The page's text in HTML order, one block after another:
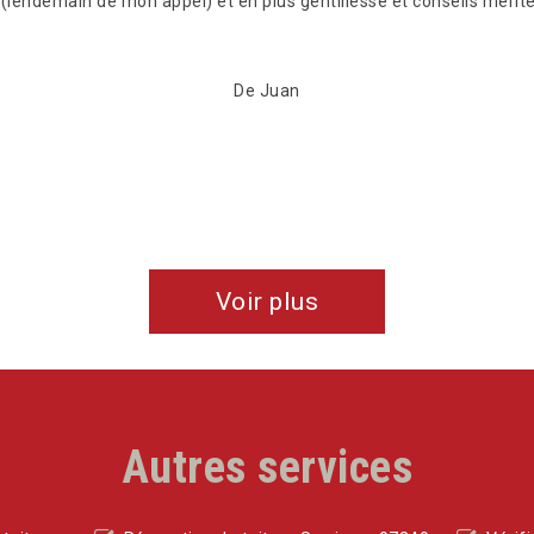
De Juan
Voir plus
Autres services